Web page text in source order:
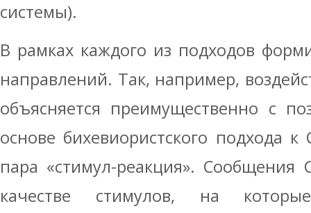
системы).
В рамках каждого из подходов
направлений. Так, например,
объясняется преимущественно с
основе бихевиористского подхода
пара «стимул-реакция». Сообщения
качестве стимулов, на